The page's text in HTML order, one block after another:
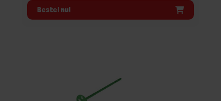
Bestel nu!